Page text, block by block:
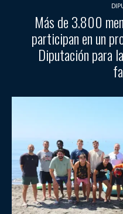
Más de 3.800
participan en un
Diputación para